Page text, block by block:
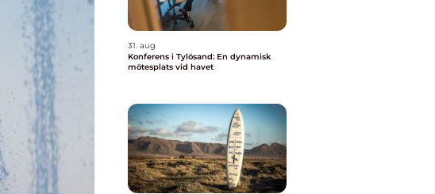
31. aug
Konferens i Tylösand: En dynamisk
mötesplats vid havet